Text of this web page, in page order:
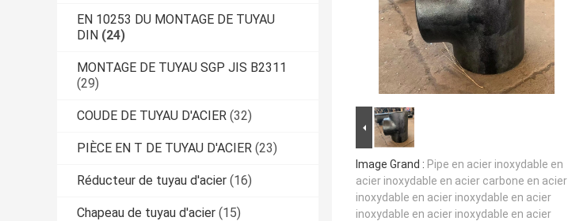
EN 10253 DU MONTAGE DE TUYAU
DIN (24)
MONTAGE DE TUYAU SGP JIS B2311
(29)
COUDE DE TUYAU D'ACIER (32)
PIÈCE EN T DE TUYAU D'ACIER (23)
Réducteur de tuyau d'acier (16)
Chapeau de tuyau d'acier (15)
Image Grand : Pipe en acier inoxydable en
acier inoxydable en acier carbone en acier
inoxydable en acier inoxydable en acier
inoxydable en acier inoxydable en acier